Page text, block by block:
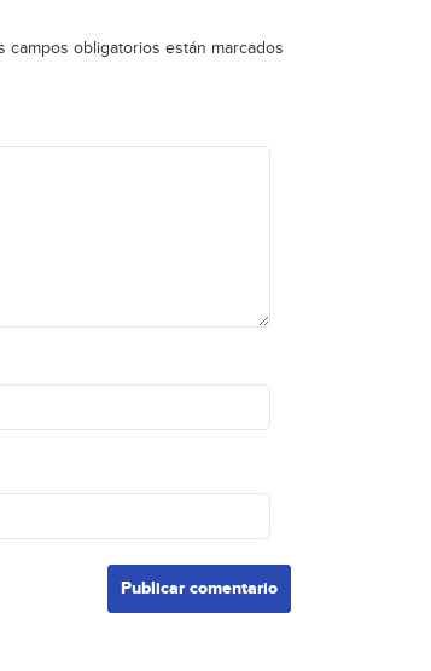
campos obligatorios están marcados